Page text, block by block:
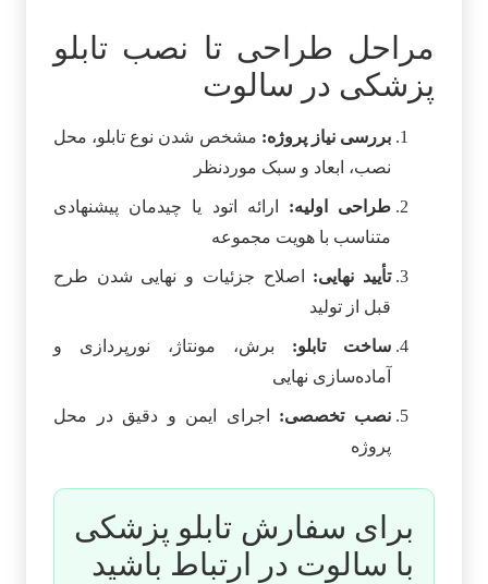
مراحل طراحی تا نصب تابلو
پزشکی در سالوت
بررسی نیاز پروژه: مشخص شدن نوع تابلو، محل
نصب، ابعاد و سبک موردنظر
طراحی اولیه: ارائه اتود یا چیدمان پیشنهادی
متناسب با هویت مجموعه
تأیید نهایی: اصلاح جزئیات و نهایی شدن طرح
قبل از تولید
ساخت تابلو: برش، مونتاژ، نورپردازی و
آماده‌سازی نهایی
نصب تخصصی: اجرای ایمن و دقیق در محل
پروژه
برای سفارش تابلو پزشکی
با سالوت در ارتباط باشید